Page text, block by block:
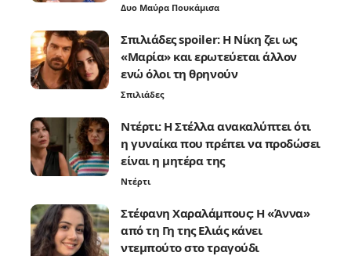
Δυο Μαύρα Πουκάμισα
Σπιλιάδες spoiler: Η Νίκη ζει ως
«Μαρία» και ερωτεύεται άλλον
ενώ όλοι τη θρηνούν
Σπιλιάδες
Ντέρτι: Η Στέλλα ανακαλύπτει ότι
η γυναίκα που πρέπει να προδώσει
είναι η μητέρα της
Ντέρτι
Στέφανη Χαραλάμπους: Η «Άννα»
από τη Γη της Ελιάς κάνει
ντεμπούτο στο τραγούδι